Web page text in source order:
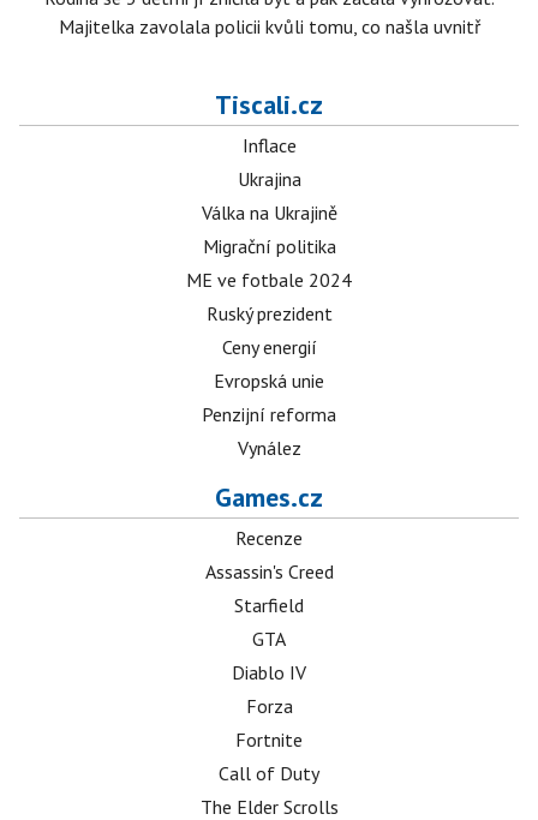
Majitelka zavolala policii kvůli tomu, co našla uvnitř
Tiscali.cz
Inflace
Ukrajina
Válka na Ukrajině
Migrační politika
ME ve fotbale 2024
Ruský prezident
Ceny energií
Evropská unie
Penzijní reforma
Vynález
Games.cz
Recenze
Assassin's Creed
Starfield
GTA
Diablo IV
Forza
Fortnite
Call of Duty
The Elder Scrolls